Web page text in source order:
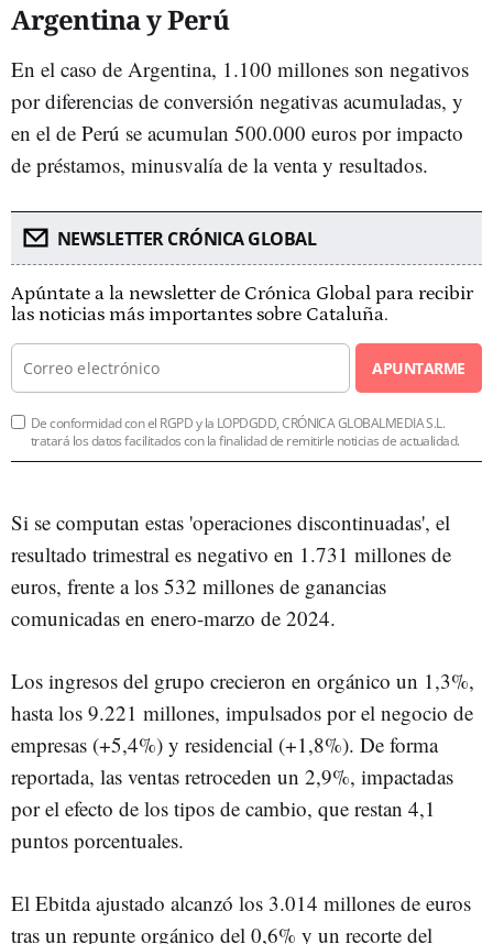
Argentina y Perú
En el caso de Argentina, 1.100 millones son negativos
por diferencias de conversión negativas acumuladas, y
en el de Perú se acumulan 500.000 euros por impacto
de préstamos, minusvalía de la venta y resultados.
NEWSLETTER CRÓNICA GLOBAL
Apúntate a la newsletter de Crónica Global para recibir
las noticias más importantes sobre Cataluña.
APUNTARME
De conformidad con el RGPD y la LOPDGDD, CRÓNICA GLOBALMEDIA S.L.
tratará los datos facilitados con la finalidad de remitirle noticias de actualidad.
Si se computan estas 'operaciones discontinuadas', el
resultado trimestral es negativo en 1.731 millones de
euros, frente a los 532 millones de ganancias
comunicadas en enero-marzo de 2024.
Los ingresos del grupo crecieron en orgánico un 1,3%,
hasta los 9.221 millones, impulsados por el negocio de
empresas (+5,4%) y residencial (+1,8%). De forma
reportada, las ventas retroceden un 2,9%, impactadas
por el efecto de los tipos de cambio, que restan 4,1
puntos porcentuales.
El Ebitda ajustado alcanzó los 3.014 millones de euros
tras un repunte orgánico del 0,6% y un recorte del